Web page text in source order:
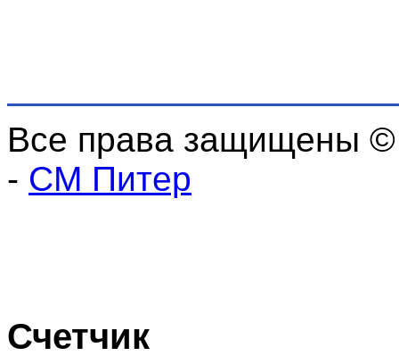
Все права защищены
- СМ Питер
Счетчик